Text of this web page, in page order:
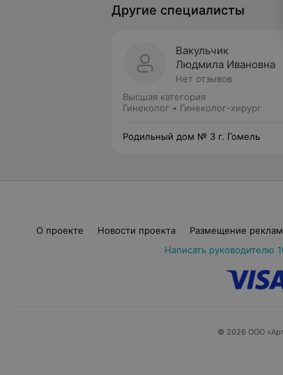
Другие специалисты
Вакульчик
Людмила Ивановна
Нет отзывов
Высшая категория
Гинеколог • Гинеколог-хирург
Родильный дом № 3 г. Гомель
О проекте Новости проекта Размещение
Написать руководителю
© 2026 ООО